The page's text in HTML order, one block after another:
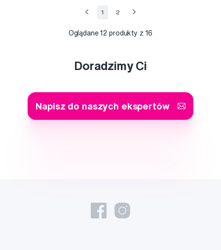
1 2
Oglądane12 produkty z 16
Doradzimy Ci
Napisz do naszych ekspertów